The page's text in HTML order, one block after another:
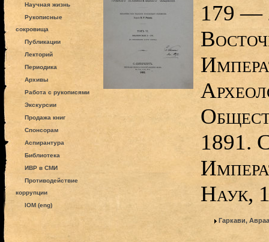
Научная жизнь
Рукописные
сокровища
Публикации
Лекторий
Периодика
Архивы
Работа с рукописями
Экскурсии
Продажа книг
Спонсорам
Аспирантура
Библиотека
ИВР в СМИ
Противодействие
коррупции
IOM (eng)
179 —
1891.
Наук,
Гаркави,